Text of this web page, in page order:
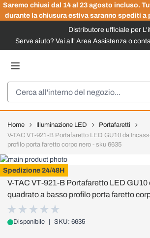
Saremo chiusi dal 14 al 23 agosto incluso.
durante la chiusura estiva saranno spediti a
Distributore ufficiale per
Serve aiuto? Vai all' Area Assistenzao
Home Illuminazione LED
Portafaretti
V-TAC VT-921-B Portafaretto LED GU10 da
profilo porta faretto corpo nero - sku 6635
Spedizione 24/48H
V-TAC
V-TAC VT-921-B Portafaretto LED GU10
quadrato a basso profilo porta faretto
Disponibile SKU: 6635